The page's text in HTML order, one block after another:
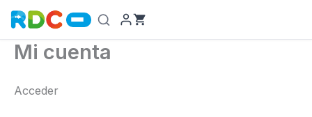
contenido
Mi cuenta
Acceder